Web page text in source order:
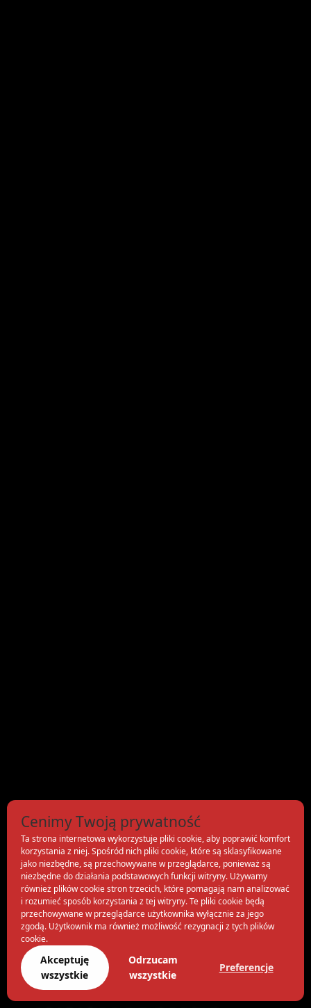
Cenimy Twoją prywatność
Ta strona internetowa wykorzystuje pliki cookie, aby poprawić komfort
korzystania z niej. Spośród nich pliki cookie, które są sklasyfikowane
jako niezbędne, są przechowywane w przeglądarce, ponieważ są
niezbędne do działania podstawowych funkcji witryny. Używamy
również plików cookie stron trzecich, które pomagają nam analizować
i rozumieć sposób korzystania z tej witryny. Te pliki cookie będą
przechowywane w przeglądarce użytkownika wyłącznie za jego
zgodą. Użytkownik ma również możliwość rezygnacji z tych plików
cookie.
Akceptuję
wszystkie
Odrzucam
wszystkie
Preferencje